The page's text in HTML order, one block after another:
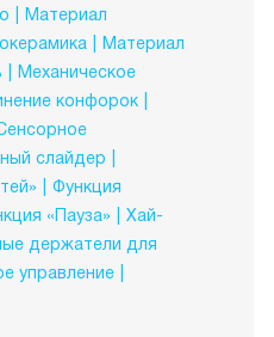
Материал
Материал
Механическое
конфорок
слайдер
Функция
«Пауза»
Хай-
держатели для
управление